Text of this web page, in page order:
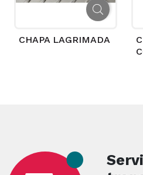
CHAPA LAGRIMADA